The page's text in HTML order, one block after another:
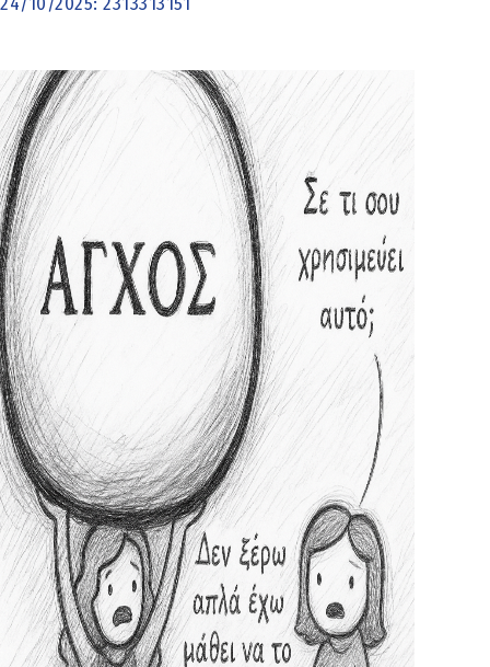
24/10/2025: 2313313151